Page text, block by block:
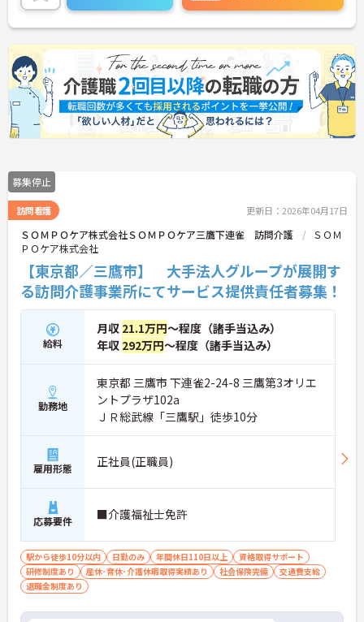
募集停止
訪問看護 更新日：2026年04月17日
ＳＯＭＰＯケア株式会社ＳＯＭＰＯケア三鷹下連雀 訪問介護
ＳＯＭ
ＰＯケア株式会社
【東京都／三鷹市】 大手法人グループが展開す
る訪問介護事業所にてサービス提供責任者募集！
給料
月収 21.1万円～程度（諸手当込み）
年収 292万円～程度（諸手当込み）
勤務地
東京都 三鷹市 下連雀2-24-8 三鷹第3オリエ
ントプラザ102a
ＪＲ総武線「三鷹駅」徒歩10分
雇用形態 正社員(正職員)
応募要件 ■介護福祉士免許
駅から徒歩10分以内 日勤のみ 年間休日110日以上
資格取得サポート
研修制度あり
産休･育休･介護休暇取得実績あり 社会保険完備
交通費支給
退職金制度あり